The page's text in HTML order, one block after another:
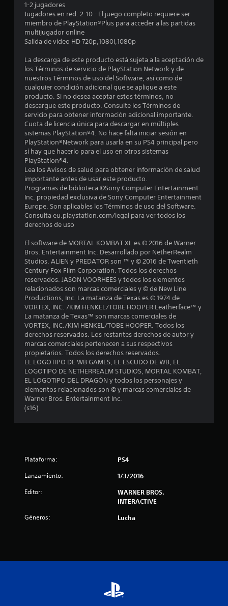
l
s
9
7
4
c
a
l
i
f
i
i
n
e
1-2 jugadores
Jugadores en red: 2-10 - El juego completo requiere ser
miembro de PlayStation®Plus para acceder a las partidas
multijugador online
Salida de vídeo HD 720p,1080i,1080p
La descarga de este producto está sujeta a la aceptación de
los Términos de servicio de PlayStation Network y de
nuestros Términos de uso del Software, así como de
cualquier condición adicional que se aplique a este
producto. Si no desea aceptar estos términos, no
descargue este producto. Consulte los Términos de
servicio para obtener información adicional importante.
Cuota de licencia única para descargar en múltiples
sistemas PlayStation®4. No hace falta iniciar sesión en
PlayStation®Network para usarla en su PS4 principal pero
sí hay que hacerlo para el uso en otros sistemas
PlayStation®4.
Lea los Avisos de salud para obtener información de salud
importante antes de usar este producto.
Programas de biblioteca ©Sony Computer Entertainment
Inc. propiedad exclusiva de Sony Computer Entertainment
Europe. Son aplicables los Términos de uso del Software.
Consulta eu.playstation.com/legal para ver todos los
derechos de uso
El software de MORTAL KOMBAT XL es © 2016 de Warner
Bros. Entertainment Inc. Desarrollado por NetherRealm
Studios. ALIEN y PREDATOR son ™ y © 2016 de Twentieth
Century Fox Film Corporation. Todos los derechos
reservados. JASON VOORHEES y todos los elementos
relacionados son marcas comerciales y © de New Line
Productions, Inc. La matanza de Texas es © 1974 de
VORTEX, INC. /KIM HENKEL/TOBE HOOPER Leatherface™ y
La matanza de Texas™ son marcas comerciales de
VORTEX, INC./KIM HENKEL/TOBE HOOPER. Todos los
derechos reservados. Los restantes derechos de autor y
marcas comerciales pertenecen a sus respectivos
propietarios. Todos los derechos reservados.
EL LOGOTIPO DE WB GAMES, EL ESCUDO DE WB, EL
LOGOTIPO DE NETHERREALM STUDIOS, MORTAL KOMBAT,
EL LOGOTIPO DEL DRAGÓN y todos los personajes y
elementos relacionados son © y marcas comerciales de
Warner Bros. Entertainment Inc.
(s16)
Plataforma: PS4
Lanzamiento: 1/3/2016
Editor:
WARNER BROS.
INTERACTIVE
Géneros: Lucha